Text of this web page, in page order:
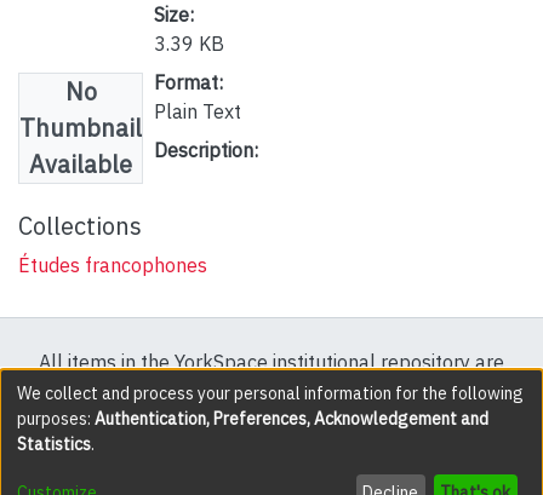
No
Thumbnail
Available
Size:
3.39 KB
Format:
Plain Text
Description:
Collections
Études francophones
All items in the YorkSpace institutional repository are
protected by copyright, with all rights reserved except
where explicitly noted.
DSpace software copyright © 2002-2026 LYRASIS
We collect and process your personal information for the following
purposes: Authentication, Preferences, Acknowledgement and
Statistics.